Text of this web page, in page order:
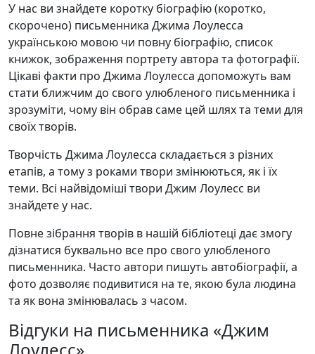
У нас ви знайдете коротку біографію (коротко,
скорочено) письменника Джима Лоулесса
українською мовою чи повну біографію, список
книжок, зображення портрету автора та фотографії.
Цікаві факти про Джима Лоулесса допоможуть вам
стати ближчим до свого улюбленого письменника і
зрозуміти, чому він обрав саме цей шлях та теми для
своїх творів.
Творчість Джима Лоулесса складається з різних
етапів, а тому з роками твори змінюються, як і їх
теми. Всі найвідоміші твори Джим Лоулесс ви
знайдете у нас.
Повне зібрання творів в нашій бібліотеці дає змогу
дізнатися буквально все про свого улюбленого
письменника. Часто автори пишуть автобіографії, а
фото дозволяє подивитися на те, якою була людина
та як вона змінювалась з часом.
Відгуки на письменника «Джим